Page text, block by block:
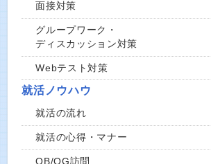
面接対策
グループワーク・
ディスカッション対策
Webテスト対策
就活ノウハウ
就活の流れ
就活の心得・マナー
OB/OG訪問